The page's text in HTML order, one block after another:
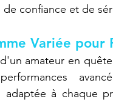
confiance et de
Variée pour
amateur en
adaptée à chaque